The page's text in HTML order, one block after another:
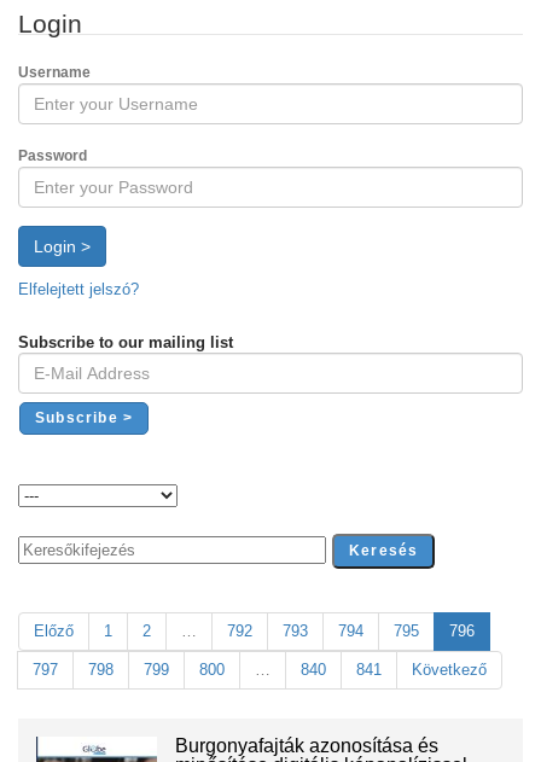
Login
Username
Password
Login >
Elfelejtett jelszó?
Subscribe to our mailing list
Előző 1 2 792 793 794 795 796
797 798 799 800 840 841 Következő
Burgonyafajták azonosítása és